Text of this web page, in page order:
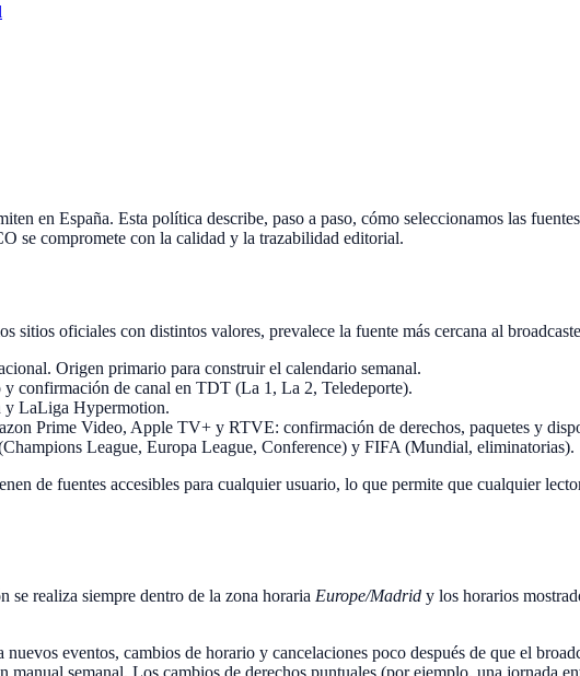
en España. Esta política describe, paso a paso, cómo seleccionamos las
se compromete con la calidad y la trazabilidad editorial.
oficiales con distintos valores, prevalece la fuente más cercana al
Origen primario para construir el calendario semanal.
confirmación de canal en TDT (La 1, La 2, Teledeporte).
y LaLiga Hypermotion.
Prime Video, Apple TV+ y RTVE: confirmación de derechos, paquetes y
League, Europa League, Conference) y FIFA (Mundial, eliminatorias).
de fuentes accesibles para cualquier usuario, lo que permite que cualquier
se realiza siempre dentro de la zona horaria Europe/Madrid y los horarios
eventos, cambios de horario y cancelaciones poco después de que el